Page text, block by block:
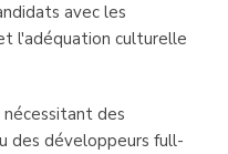
avec les
l'adéquation culturelle
des
des développeurs full-